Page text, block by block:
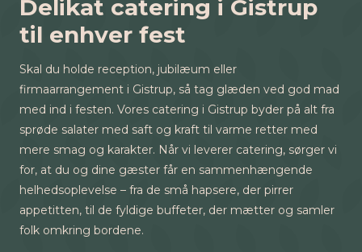
Delikat catering i Gistrup
til enhver fest
Skal du holde reception, jubilæum eller
firmaarrangement i Gistrup, så tag glæden ved god mad
med ind i festen. Vores catering i Gistrup byder på alt fra
sprøde salater med saft og kraft til varme retter med
mere smag og karakter. Når vi leverer catering, sørger vi
for, at du og dine gæster får en sammenhængende
helhedsoplevelse – fra de små hapsere, der pirrer
appetitten, til de fyldige buffeter, der mætter og samler
folk omkring bordene.